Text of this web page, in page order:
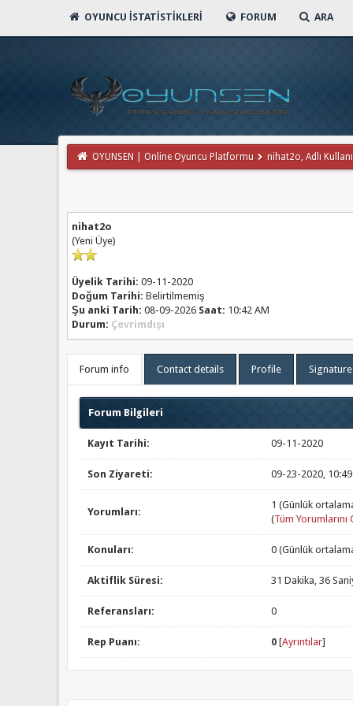
OYUNCU İSTATISTIKLERI FORUM ARA
OYUNSEN | Online Oyuncu Platformu nihat2o, Adlı
nihat2o
(Yeni Üye)
Üyelik Tarihi: 09-11-2020
Doğum Tarihi: Belirtilmemiş
Şu anki Tarih: 08-09-2026 Saat: 10:42 AM
Durum: Çevrimdışı
Forum info Contact details Profile Signature
Forum Bilgileri
Kayıt Tarihi: 09-11-2020
Son Ziyareti: 09-23-2020, 10:49
Yorumları:
1 (Günlük
(Tüm Yorumlarını
Konuları: 0 (Günlük
Aktiflik Süresi: 31 Dakika, 36
Referansları: 0
Rep Puanı: 0 [Ayrıntılar]